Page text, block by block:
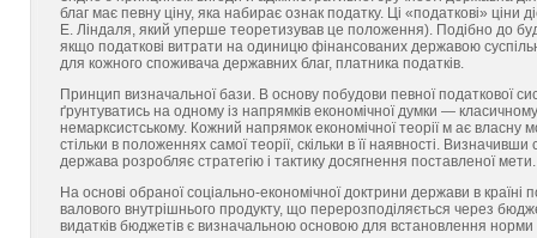
благ має певну ціну, яка набирає ознак податку. Ці «податкові» ціни
Е. Ліндаля, який уперше теоретизував це положення). Подібно до
якщо податкові витрати на одиницю фінансованих державою
для кожного споживача державних благ, платника податків.
Принцип визначальної бази. В основу побудови певної податкової
ґрунтуватись на одному із напрямків економічної думки —
немарксистському. Кожний напрямок економічної теорії м ає власну
стільки в положеннях самої теорії, скільки в її наявності.
держава розробляє стратегію і тактику досягнення поставленої мети.
На основі обраної соціально-економічної доктрини держави в
валового внутрішнього продукту, що перерозподіляється через
видатків бюджетів є визначальною основою для встановлення норми